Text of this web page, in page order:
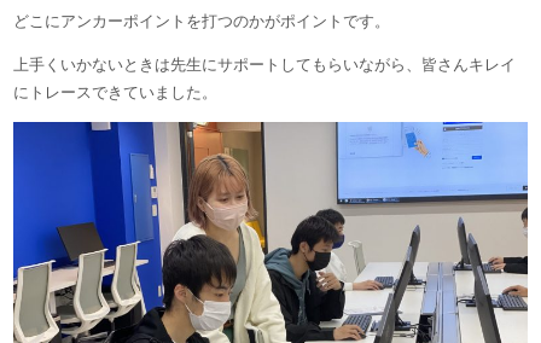
どこにアンカーポイントを打つのかがポイントです。
上手くいかないときは先生にサポートしてもらいながら、皆さんキレイ
にトレースできていました。